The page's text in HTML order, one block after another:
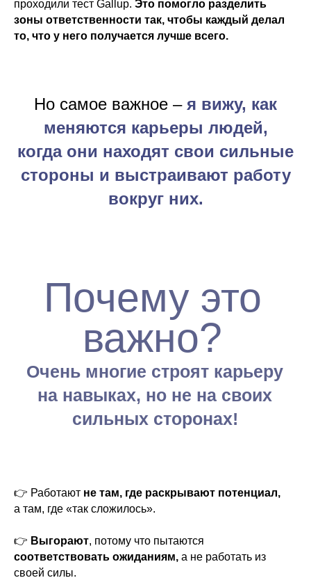
проходили тест Gallup. Это помогло разделить
зоны ответственности так, чтобы каждый делал
то, что у него получается лучше всего.
Но самое важное – я вижу, как
меняются карьеры людей,
когда они находят свои сильные
стороны и выстраивают работу
вокруг них.
👉 Работают не там, где раскрывают потенциал,
а там, где «так сложилось».
👉 Выгорают, потому что пытаются
соответствовать ожиданиям, а не работать из
своей силы.
Глупые вопросы – это те, которые
не задали!